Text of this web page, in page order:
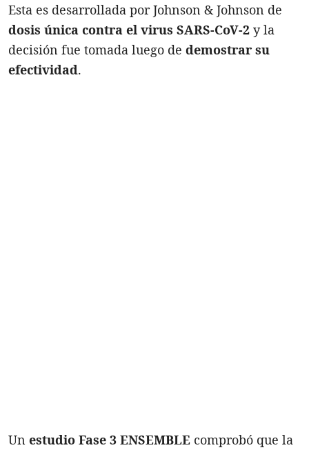
Esta es desarrollada por Johnson & Johnson de
dosis única contra el virus SARS-CoV-2 y la
decisión fue tomada luego de demostrar su
efectividad.
Un estudio Fase 3 ENSEMBLE comprobó que la